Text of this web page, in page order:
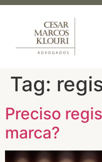
Tag:
Preciso
marca?